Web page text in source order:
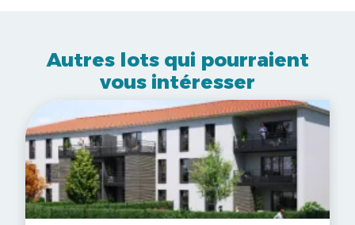
Autres lots qui pourraient
vous intéresser